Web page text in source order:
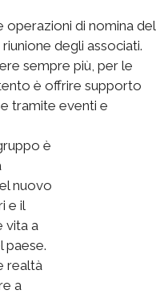
operazioni di nomina del
degli associati.
sempre più, per le
è offrire supporto
tramite eventi e
è
nuovo
e il
vita a
paese.
realtà
a